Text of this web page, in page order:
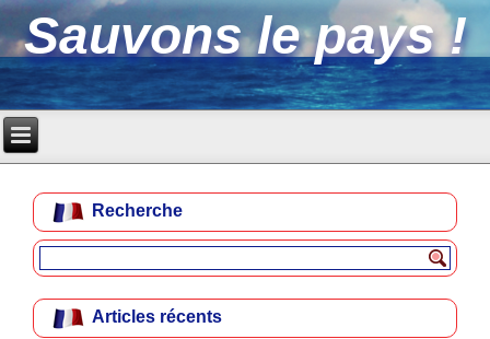
Sauvons le pays !
Recherche
Articles récents